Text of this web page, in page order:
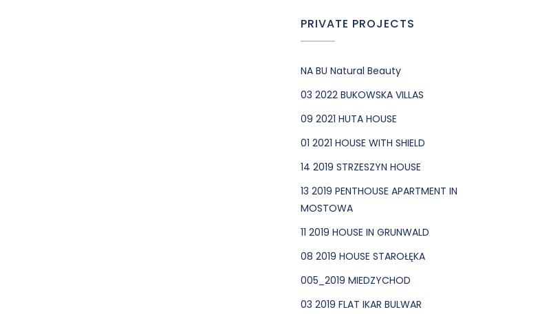
PRIVATE PROJECTS
NA BU Natural Beauty
03 2022 BUKOWSKA VILLAS
09 2021 HUTA HOUSE
01 2021 HOUSE WITH SHIELD
14 2019 STRZESZYN HOUSE
13 2019 PENTHOUSE APARTMENT IN
MOSTOWA
11 2019 HOUSE IN GRUNWALD
08 2019 HOUSE STAROŁĘKA
005_2019 MIEDZYCHOD
03 2019 FLAT IKAR BULWAR